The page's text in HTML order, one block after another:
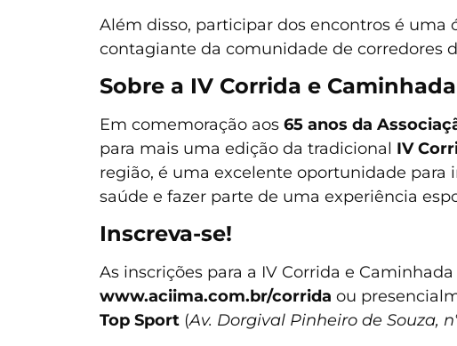
Além disso, participar dos encontros é
contagiante da comunidade de corredores
Sobre a IV Corrida e
Em comemoração aos 65 anos da
para mais uma edição da tradicional IV
região, é uma excelente oportunidade para
saúde e fazer parte de uma experiência
Inscreva-se!
As inscrições para a IV Corrida e
www.aciima.com.br/corrida ou
Top Sport (Av. Dorgival Pinheiro de Souza,